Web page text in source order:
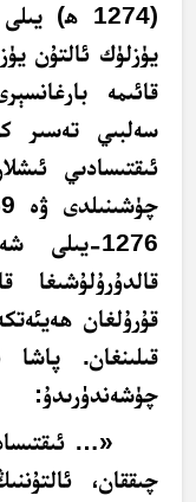
(1274 ھ)
يۈزلۈك ئالتۇن
قائىمە
سەلبىي تەسىر
ئىقتىسادىي
1276-يىلى
قۇرۇلغان
قىلىنغان. پاشا
چۈشەندۈرىدۇ:
«…
چىققان،